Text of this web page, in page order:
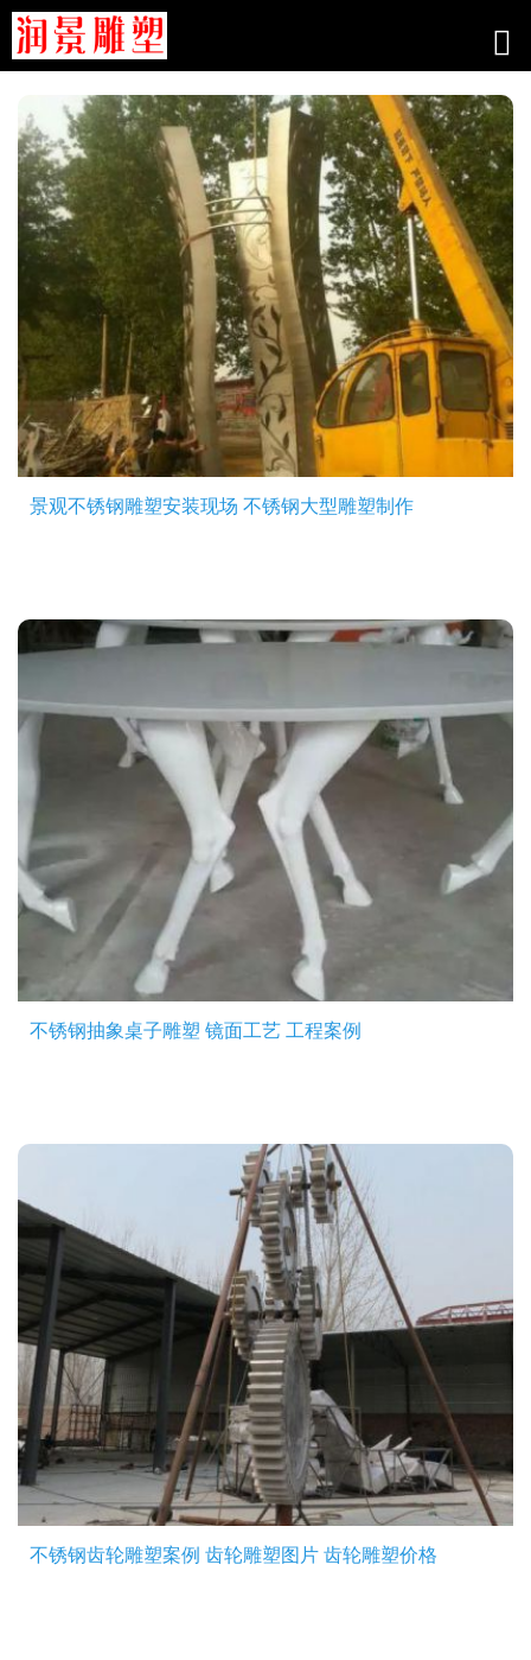
景观不锈钢雕塑安装现场 不锈钢大型雕塑制作
不锈钢抽象桌子雕塑 镜面工艺 工程案例
不锈钢齿轮雕塑案例 齿轮雕塑图片 齿轮雕塑价格